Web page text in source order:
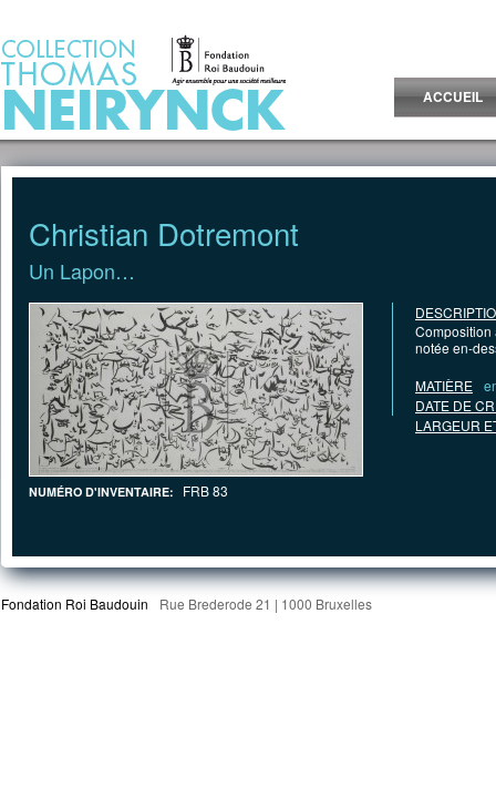
ACCUEIL
Christian Dotremont
Un Lapon…
NUMÉRO D'INVENTAIRE: FRB 83
Composition
notée en-
MATIÈRE
DATE DE
LARGEUR
Fondation Roi Baudouin Rue Brederode 21 | 1000 Bruxelles